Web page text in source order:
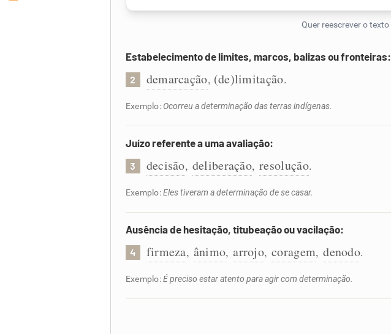
Estabelecimento de limites, marcos, balizas ou fronteiras:
2 demarcação, (de)limitação.
Exemplo: Ocorreu a determinação das terras indígenas.
Juízo referente a uma avaliação:
3 decisão, deliberação, resolução.
Exemplo:Eles tiveram a determinação de se casar.
Ausência de hesitação, titubeação ou vacilação:
4 firmeza, ânimo, arrojo, coragem, denodo.
Exemplo:É preciso estar atento para agir com determinação.